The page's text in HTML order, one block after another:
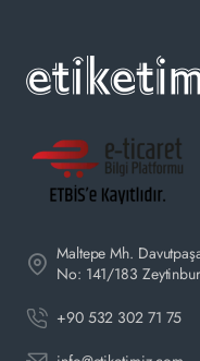
Maltepe Mh.
No: 141/183
+90 532 302 71 75